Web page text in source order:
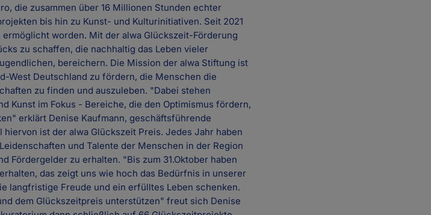
die zusammen über 16 Millionen Stunden echter
bis hin zu Kunst- und Kulturinitiativen. Seit 2021
worden. Mit der alwa Glückszeit-Förderung
zu schaffen, die nachhaltig das Leben vieler
bereichern. Die Mission der alwa Stiftung ist
West Deutschland zu fördern, die Menschen die
zu finden und auszuleben. "Dabei stehen
Kunst im Fokus - Bereiche, die den Optimismus fördern,
erklärt Denise Kaufmann, geschäftsführende
ist der alwa Glückszeit Preis. Jedes Jahr haben
und Talente der Menschen in der Region
Fördergelder zu erhalten. "Bis zum 31.Oktober haben
das zeigt uns wie hoch das Bedürfnis in unserer
langfristige Freude und ein erfülltes Leben schenken.
dem Glückszeitpreis unterstützen" freut sich Denise